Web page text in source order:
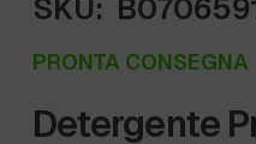
SKU:
PRONTA CONSEGNA
Detergente